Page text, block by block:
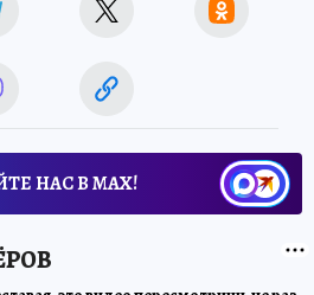
НАС В МАХ!